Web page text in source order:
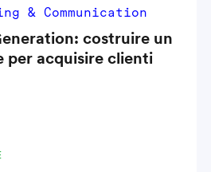
& Communication
costruire un
per acquisire clienti